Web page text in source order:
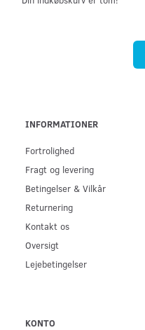
INFORMATIONER
Fortrolighed
Fragt og levering
Betingelser & Vilkår
Returnering
Kontakt os
Oversigt
Lejebetingelser
KONTO